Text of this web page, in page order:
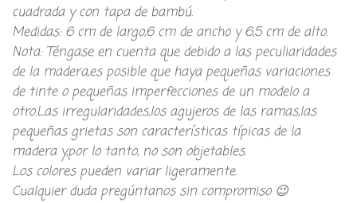
cuadrada y con tapa de bambú.
Medidas: 6 cm de largo,6 cm de ancho y 6,5 cm de alto.
Nota: Téngase en cuenta que debido a las peculiaridades
de la madera,es posible que haya pequeñas variaciones
de tinte o pequeñas imperfecciones de un modelo a
otro.Las irregularidades,los agujeros de las ramas,las
pequeñas grietas son características típicas de la
madera y,por lo tanto, no son objetables.
Los colores pueden variar ligeramente.
Cualquier duda pregúntanos sin compromiso 😉